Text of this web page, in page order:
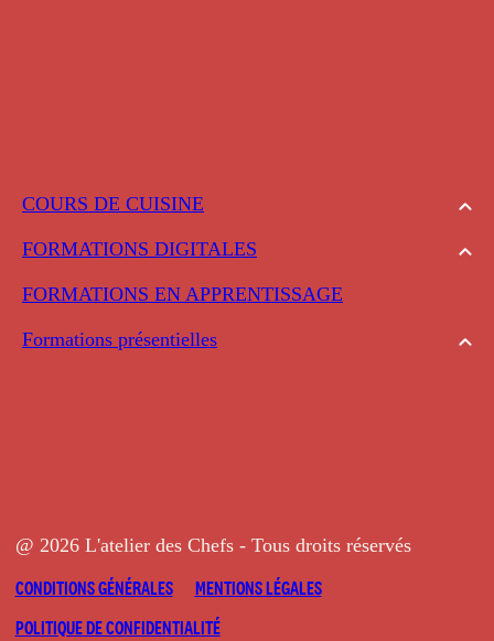
COURS DE CUISINE
FORMATIONS DIGITALES
FORMATIONS EN APPRENTISSAGE
Formations présentielles
@ 2026 L'atelier des Chefs - Tous droits réservés
CONDITIONS GÉNÉRALES
MENTIONS LÉGALES
POLITIQUE DE CONFIDENTIALITÉ